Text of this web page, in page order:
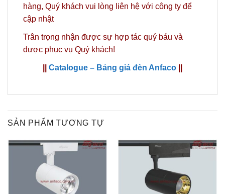
hàng, Quý khách vui lòng liên hệ với công ty để
cập nhật
Trân trọng nhận được sự hợp tác quý báu và
được phục vụ Quý khách!
Catalogue – Bảng giá đèn Anfaco
SẢN PHẨM TƯƠNG TỰ